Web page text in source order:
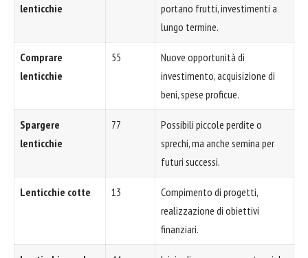
lenticchie
portano frutti, investimenti a
lungo termine.
Comprare
lenticchie
55
Nuove opportunità di
investimento, acquisizione di
beni, spese proficue.
Spargere
lenticchie
77
Possibili piccole perdite o
sprechi, ma anche semina per
futuri successi.
Lenticchie cotte 13
Compimento di progetti,
realizzazione di obiettivi
finanziari.